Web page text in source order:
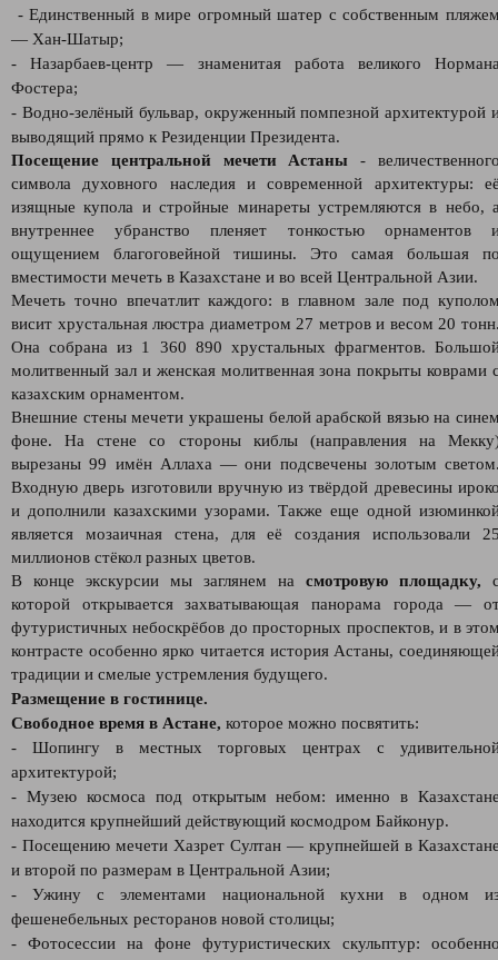
- Единственный в мире огромный шатер с собственным
— Хан-Шатыр;
- Назарбаев-центр — знаменитая работа великого
Фостера;
- Водно-зелёный бульвар, окруженный помпезной архитектурой
выводящий прямо к Резиденции Президента.
Посещение центральной мечети Астаны -
символа духовного наследия и современной архитектуры:
изящные купола и стройные минареты устремляются в небо,
внутреннее убранство пленяет тонкостью орнаментов
ощущением благоговейной тишины. Это самая большая
вместимости мечеть в Казахстане и во всей Центральной Азии.
Мечеть точно впечатлит каждого: в главном зале под
висит хрустальная люстра диаметром 27 метров и весом 20
Она собрана из 1 360 890 хрустальных фрагментов.
молитвенный зал и женская молитвенная зона покрыты коврами
казахским орнаментом.
Внешние стены мечети украшены белой арабской вязью на
фоне. На стене со стороны киблы (направления на
вырезаны 99 имён Аллаха — они подсвечены золотым
Входную дверь изготовили вручную из твёрдой древесины
и дополнили казахскими узорами. Также еще одной
является мозаичная стена, для её создания использовали
миллионов стёкол разных цветов.
В конце экскурсии мы заглянем на смотровую площадку,
которой открывается захватывающая панорама города —
футуристичных небоскрёбов до просторных проспектов, и в
контрасте особенно ярко читается история Астаны,
традиции и смелые устремления будущего.
Размещение в гостинице.
Свободное время в Астане, которое можно посвятить:
- Шопингу в местных торговых центрах с
архитектурой;
- Музею космоса под открытым небом: именно в
находится крупнейший действующий космодром Байконур.
- Посещению мечети Хазрет Султан — крупнейшей в
и второй по размерам в Центральной Азии;
- Ужину с элементами национальной кухни в одном
фешенебельных ресторанов новой столицы;
- Фотосессии на фоне футуристических скульптур: